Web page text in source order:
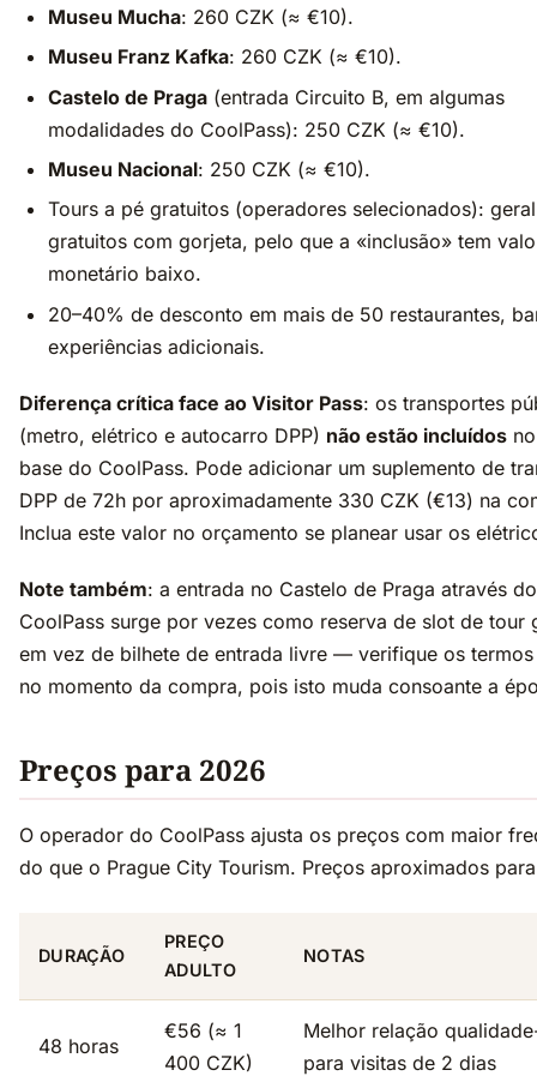
Museu Mucha: 260 CZK (≈ €10).
Museu Franz Kafka: 260 CZK (≈ €10).
Castelo de Praga (entrada Circuito B, em algumas
modalidades do CoolPass): 250 CZK (≈ €10).
Museu Nacional: 250 CZK (≈ €10).
Tours a pé gratuitos (operadores selecionados):
gratuitos com gorjeta, pelo que a «inclusão» tem
monetário baixo.
20–40% de desconto em mais de 50 restaurantes,
experiências adicionais.
Diferença crítica face ao Visitor Pass: os transportes
(metro, elétrico e autocarro DPP) não estão incluídos
base do CoolPass. Pode adicionar um suplemento de
DPP de 72h por aproximadamente 330 CZK (€13) na
Inclua este valor no orçamento se planear usar os
Note também: a entrada no Castelo de Praga através do
CoolPass surge por vezes como reserva de slot de tour
em vez de bilhete de entrada livre — verifique os termos
no momento da compra, pois isto muda consoante a
Preços para 2026
O operador do CoolPass ajusta os preços com maior
do que o Prague City Tourism. Preços aproximados
DURAÇÃO
PREÇO
ADULTO
NOTAS
48 horas
€56 (≈ 1
400 CZK)
Melhor relação
para visitas de 2 dias